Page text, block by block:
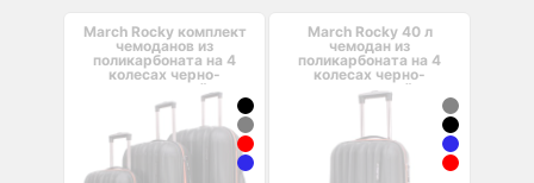
March Rocky комплект
чемоданов из
поликарбоната на 4
колесах черно-
оранжевый
March Rocky 40 л
чемодан из
поликарбоната на 4
колесах черно-
оранжевый